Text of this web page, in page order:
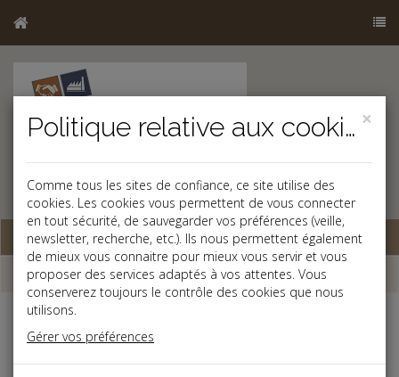
Base documentaire
Qui sommes-nous ?
Le Cabinet d’avocats
2000 par le regroupement de professionnels du droit expérimentés
une société civile professionnelle inscrite au barreau de l’Eure.
×
Politique relative aux cookies
Comme tous les sites de confiance, ce site utilise des
cookies. Les cookies vous permettent de vous connecter
en tout sécurité, de sauvegarder vos préférences (veille,
newsletter, recherche, etc.). Ils nous permettent également
de mieux vous connaitre pour mieux vous servir et vous
proposer des services adaptés à vos attentes. Vous
conserverez toujours le contrôle des cookies que nous
utilisons.
Gérer vos préférences